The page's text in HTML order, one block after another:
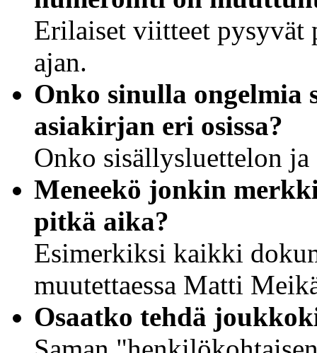
Erilaiset viitteet pysyvät
ajan.
Onko sinulla ongelmia
asiakirjan eri osissa?
Onko sisällysluettelon ja
Meneekö jonkin
pitkä aika?
Esimerkiksi kaikki
muutettaessa Matti
Osaatko tehdä